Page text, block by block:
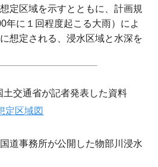
定区域を示すとともに、計画規
年に１回程度起こる大雨）によ
想定される、浸水区域と水深を
交通省が記者発表した資料
定区域図
道事務所が公開した物部川浸水